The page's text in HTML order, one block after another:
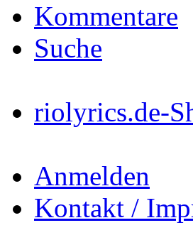
Kommentare
Suche
riolyrics.de-
Anmelden
Kontakt /